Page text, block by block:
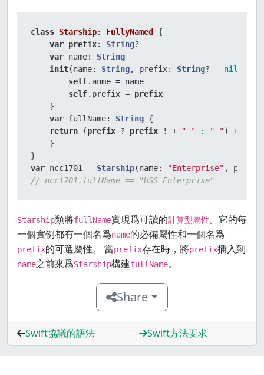
class Starship: FullyNamed
{
var prefix: String?
var name: String
init(name: String, prefix: String? = nil
self.anme = name
self.prefix = prefix
    }
var fullName: String {
return (prefix ? prefix ! + " " : " ") +
    }
var ncc1701 = Starship(name: "Enterprise" ,
// ncc1701.fullName == "USS Enterprise"
Starship類將fullName實現爲可讀的計算型屬性。它的每
一個實例都有一個名爲name的必備屬性和一個名爲
prefix的可選屬性。 當prefix存在時，將prefix插入到
name之前來爲Starship構建fullName。
Share
Swift協議的語法 Swift方法要求